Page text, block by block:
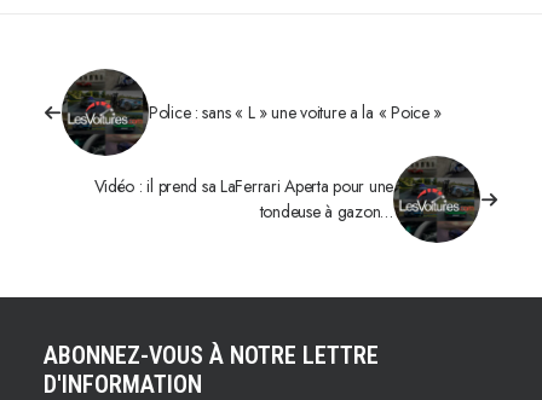
Police : sans « L » une voiture a la « Poice »
Vidéo : il prend sa LaFerrari Aperta pour une
tondeuse à gazon…
ABONNEZ-VOUS À NOTRE LETTRE
D'INFORMATION